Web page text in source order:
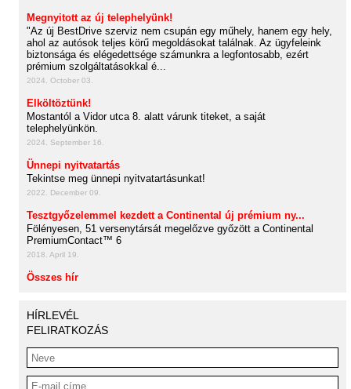
Megnyitott az új telephelyünk!
"Az új BestDrive szerviz nem csupán egy műhely, hanem egy hely,
ahol az autósok teljes körű megoldásokat találnak. Az ügyfeleink
biztonsága és elégedettsége számunkra a legfontosabb, ezért
prémium szolgáltatásokkal é...
2024. October 03.
Elköltöztünk!
Mostantól a Vidor utca 8. alatt várunk titeket, a saját
telephelyünkön.
2024. September 16.
Ünnepi nyitvatartás
Tekintse meg ünnepi nyitvatartásunkat!
2022. December 09.
Tesztgyőzelemmel kezdett a Continental új prémium ny...
Fölényesen, 51 versenytársát megelőzve győzött a Continental
PremiumContact™ 6
2018. April 19.
Összes hír
HÍRLEVÉL
FELIRATKOZÁS